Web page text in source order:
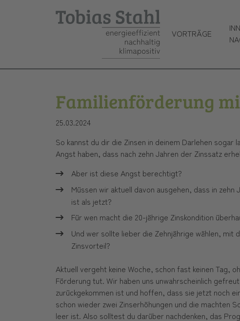
VORTRÄGE
Familienförderung
25.03.2024
So kannst du dir die Zinsen in deinem Darlehen sogar
Angst haben, dass nach zehn Jahren der Zinssatz
Aber ist diese Angst berechtigt?
Müssen wir aktuell davon ausgehen, dass in
ist als jetzt?
Für wen macht die 20-jährige Zinskondition
Und wer sollte lieber die Zehnjährige wählen, mit
Zinsvorteil?
Aktuell vergeht keine Woche, schon fast keinen Tag,
Förderung tut. Wir haben uns unwahrscheinlich
zurückgekommen ist und hoffen, dass sie jetzt noch
schon wieder zwei Zinserhöhungen und die machten
leer ist. Also solltest du darüber nachdenken, das